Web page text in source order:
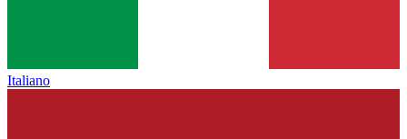
Italiano